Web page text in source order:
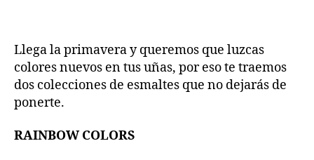
Llega la primavera y queremos que luzcas
colores nuevos en tus uñas, por eso te traemos
dos colecciones de esmaltes que no dejarás de
ponerte.
RAINBOW COLORS